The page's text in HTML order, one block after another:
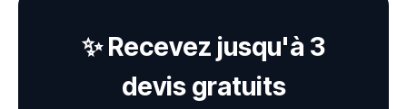
✨ Recevez jusqu'à 3
devis gratuits